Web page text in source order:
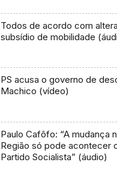
Todos de acordo com
subsídio de mobilidade
PS acusa o governo de
Machico (vídeo)
Paulo Cafôfo: “A mudança
Região só pode acontecer
Partido Socialista” (áudio)